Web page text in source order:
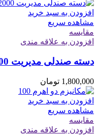
افزودن به سبد خرید
مشاهده سریع
مقایسه
افزودن به علاقه مندی
دسته صندلی مدیریت 2000
1,800,000 تومان
افزودن به سبد خرید
مشاهده سریع
مقایسه
افزودن به علاقه مندی